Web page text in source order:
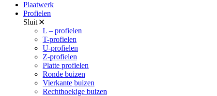
Plaatwerk
Profielen
Sluit
L – profielen
T-profielen
U-profielen
Z-profielen
Platte profielen
Ronde buizen
Vierkante buizen
Rechthoekige buizen